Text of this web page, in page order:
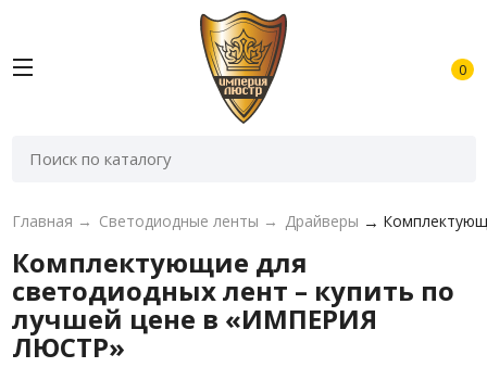
0
Главная → Светодиодные ленты → Драйверы →
Комплектующие для
светодиодных лент – купить по
лучшей цене в «ИМПЕРИЯ
ЛЮСТР»